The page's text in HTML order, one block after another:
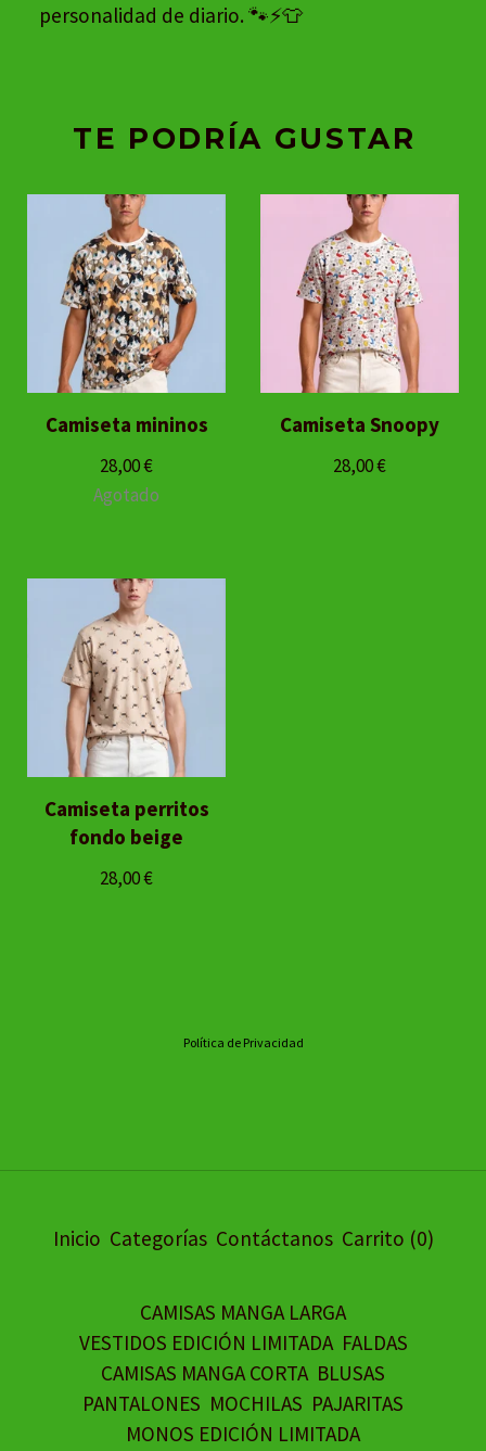
personalidad de diario. 🐾⚡👕
TE PODRÍA GUSTAR
Camiseta mininos
28,00€
Agotado
Camiseta Snoopy
28,00€
Camiseta perritos
fondo beige
28,00€
Política de Privacidad
Inicio Categorías Contáctanos Carrito (0)
CAMISAS MANGA LARGA
VESTIDOS EDICIÓN LIMITADA FALDAS
CAMISAS MANGA CORTA BLUSAS
PANTALONES MOCHILAS PAJARITAS
MONOS EDICIÓN LIMITADA